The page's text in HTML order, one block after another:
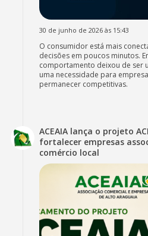
30 de junho de 2026 às 15:43
O consumidor está mais
decisões em poucos minutos.
comportamento deixou de ser
uma necessidade para
permanecer competitivas.
ACEAIA lança o projeto
fortalecer empresas
comércio local